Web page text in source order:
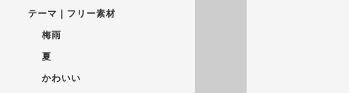
テーマ｜フリー素材
梅雨
夏
かわいい